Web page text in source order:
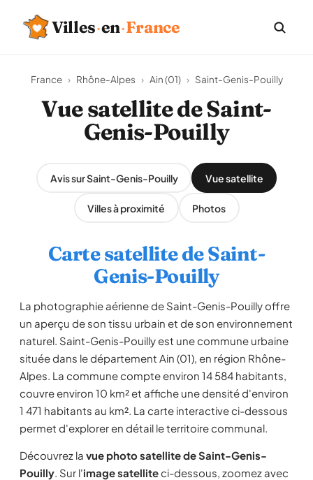
Villes·en·France
France › Rhône-Alpes › Ain (01) › Saint-Genis-Pouilly
Vue satellite de Saint-
Genis-Pouilly
Avis sur Saint-Genis-Pouilly Vue satellite
Villes à proximité Photos
Carte satellite de Saint-
Genis-Pouilly
La photographie aérienne de Saint-Genis-Pouilly offre
un aperçu de son tissu urbain et de son environnement
naturel. Saint-Genis-Pouilly est une commune urbaine
située dans le département Ain (01), en région Rhône-
Alpes. La commune compte environ 14 584 habitants,
couvre environ 10 km² et affiche une densité d'environ
1 471 habitants au km². La carte interactive ci-dessous
permet d'explorer en détail le territoire communal.
Découvrez la vue photo satellite de Saint-Genis-
Pouilly. Sur l'image satelliteci-dessous, zoomez avec